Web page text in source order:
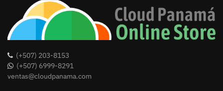
(+507) 203-8153
(+507) 6999-8291
ventas@cloudpanama.com